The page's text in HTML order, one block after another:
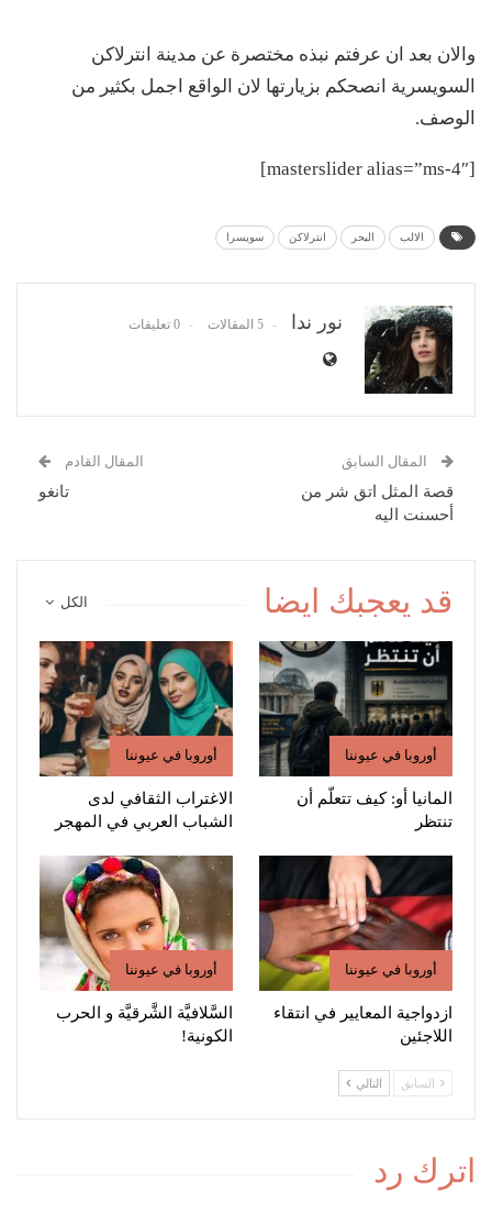
والان بعد ان عرفتم نبذه مختصرة عن مدينة انترلاكن
السويسرية انصحكم بزيارتها لان الواقع اجمل بكثير من
الوصف.
[masterslider alias=”ms-4″]
الالب البحر انترلاكن سويسرا
نور ندا 5 المقالات 0 تعليقات
المقال السابق
قصة المثل اتق شر من
أحسنت اليه
المقال القادم
تانغو
الكل قد يعجبك ايضا
أوروبا في عيوننا
المانيا أو: كيف تتعلّم أن
تنتظر
أوروبا في عيوننا
الاغتراب الثقافي لدى
الشباب العربي في المهجر
أوروبا في عيوننا
ازدواجية المعايير في انتقاء
اللاجئين
أوروبا في عيوننا
السَّلافيَّة الشَّرقيَّة و الحرب
الكونية!
السابق التالي
اترك رد